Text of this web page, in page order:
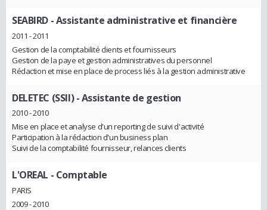
SEABIRD - Assistante administrative et financière
2011 - 2011
Gestion de la comptabilité clients et fournisseurs
Gestion de la paye et gestion administratives du personnel
Rédaction et mise en place de process liés à la gestion administrative
DELETEC (SSII)- Assistante de gestion
2010 - 2010
Mise en place et analyse d'un reporting de suivi d'activité
Participation à la rédaction d'un business plan
Suivi de la comptabilité fournisseur, relances clients
L'OREAL - Comptable
PARIS
2009 - 2010